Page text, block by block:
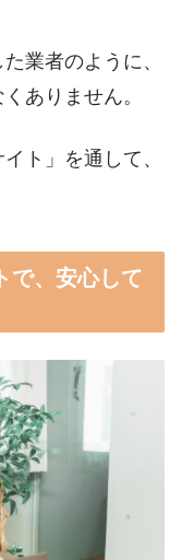
業者のように、
ありません。
ト」を通して、
で、安心して